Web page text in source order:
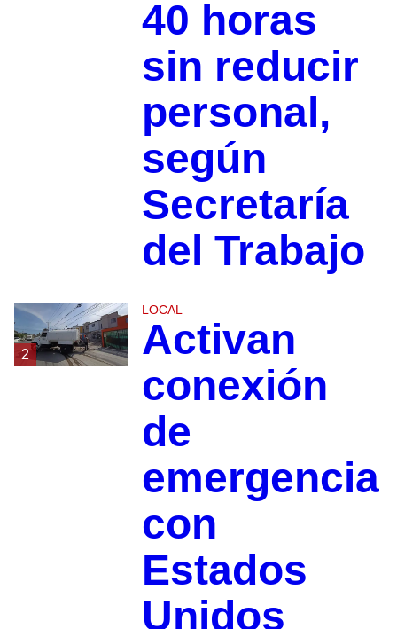
40 horas
sin reducir
personal,
según
Secretaría
del Trabajo
2
LOCAL
Activan
conexión
de
emergencia
con
Estados
Unidos